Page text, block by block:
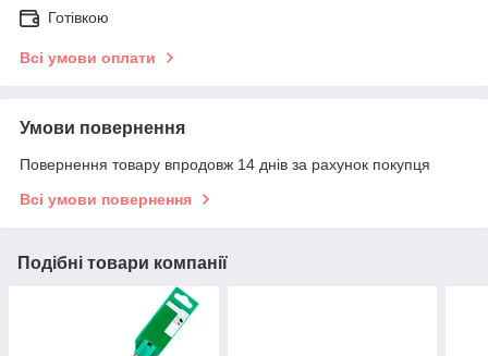
Готівкою
Всі умови оплати
Умови повернення
Повернення товару впродовж 14 днів за рахунок покупця
Всі умови повернення
Подібні товари компанії